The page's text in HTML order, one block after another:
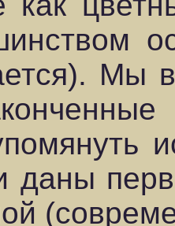
Мы
даны